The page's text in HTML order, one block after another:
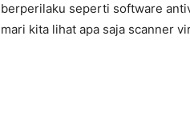
berperilaku seperti software
mari kita lihat apa saja scanner